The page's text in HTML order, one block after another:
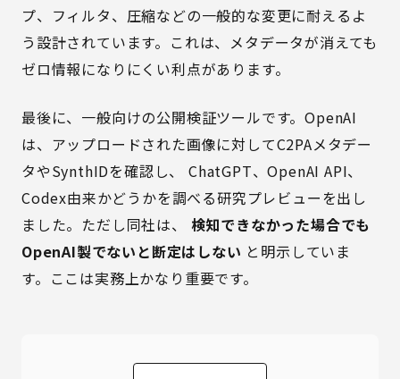
プ、フィルタ、圧縮などの一般的な変更に耐えるよ
う設計されています。これは、メタデータが消えても
ゼロ情報になりにくい利点があります。
最後に、一般向けの公開検証ツールです。OpenAI
は、アップロードされた画像に対してC2PAメタデー
タやSynthIDを確認し、 ChatGPT、OpenAI API、
Codex由来かどうかを調べる研究プレビューを出し
ました。ただし同社は、 検知できなかった場合でも
OpenAI製でないと断定はしない と明示していま
す。ここは実務上かなり重要です。